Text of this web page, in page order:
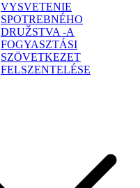
VYSVETENIE
SPOTREBNÉHO
DRUŽSTVA -A
FOGYASZTÁSI
SZÖVETKEZET
FELSZENTELÉSE